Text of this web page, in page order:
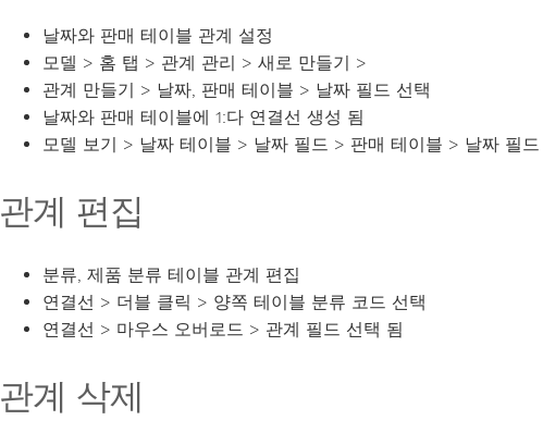
날짜와 판매 테이블 관계 설정
모델 > 홈 탭 > 관계 관리 > 새로 만들기 >
관계 만들기 > 날짜, 판매 테이블 > 날짜 필드 선택
날짜와 판매 테이블에 1:다 연결선 생성 됨
모델 보기 > 날짜 테이블 > 날짜 필드 > 판매 테이블 > 날짜 필
관계 편집
분류, 제품 분류 테이블 관계 편집
연결선 > 더블 클릭 > 양쪽 테이블 분류 코드 선택
연결선 > 마우스 오버로드 > 관계 필드 선택 됨
관계 삭제